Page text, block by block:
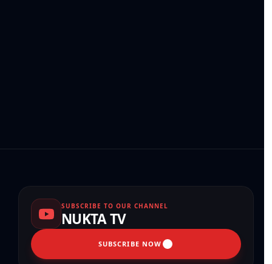
SUBSCRIBE TO OUR CHANNEL
NUKTA TV
SUBSCRIBE NOW